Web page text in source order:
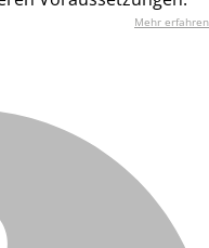
Mehr erfahren